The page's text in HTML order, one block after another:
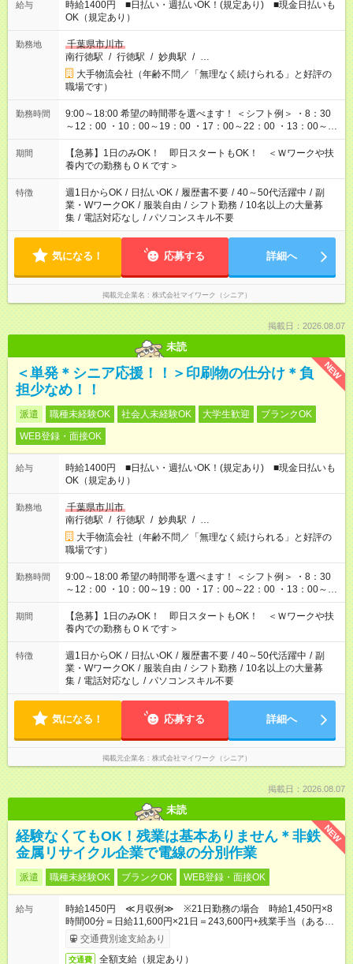
給与
時給1400円 ■日払い・週払いOK！(規定あり) ■現金日払いも
OK（規定あり）
勤務地
千葉県市川市
南行徳駅 / 行徳駅 / 妙典駅 / …
大手物流会社（年齢不問／「無理なく続けられる」と好評の
職場です）
勤務時間
9:00～18:00 希望の時間帯を選べます！ ＜シフト例＞ ・8：30
～12：00 ・10：00～19：00 ・17：00～22：00 ・13：00～
22：00 ・22：00～翌6：00 など
期間
【急募】1日のみOK！ 即日スタートもOK！ ＜Ｗワークや扶
養内での勤務もＯＫです＞
特徴 週1日からOK / 日払いOK / 履歴書不要 / 40～50代活躍中 / 副
業・WワークOK / 服装自由 / シフト勤務 / 10名以上の大量募
集 / 電話対応なし / パソコンスキル不要
気になる！ 応募する 詳細へ
掲載元企業名 株式会社マイワーク（シニア）
掲載日：2026.08.07
未読
NEW
＜単発＊シニア応援！！＞印刷物の仕分け＊負
担少なめ！！
派遣 職種未経験OK 社会人未経験OK 大学生歓迎
ブランクOK
WEB登録・面接OK
給与
時給1400円 ■日払い・週払いOK！(規定あり) ■現金日払いも
OK（規定あり）
勤務地
千葉県市川市
南行徳駅 / 行徳駅 / 妙典駅 / …
大手物流会社（年齢不問／「無理なく続けられる」と好評の
職場です）
勤務時間
9:00～18:00 希望の時間帯を選べます！ ＜シフト例＞ ・8：30
～12：00 ・10：00～19：00 ・17：00～22：00 ・13：00～
22：00 ・22：00～翌6：00 など
期間
【急募】1日のみOK！ 即日スタートもOK！ ＜Ｗワークや扶
養内での勤務もＯＫです＞
特徴 週1日からOK / 日払いOK / 履歴書不要 / 40～50代活躍中 / 副
業・WワークOK / 服装自由 / シフト勤務 / 10名以上の大量募
集 / 電話対応なし / パソコンスキル不要
気になる！ 応募する 詳細へ
掲載元企業名 株式会社マイワーク（シニア）
掲載日：2026.08.07
未読
NEW
経験なくてもOK！残業は基本ありません＊非鉄
金属リサイクル企業で電線の分別作業
派遣 職種未経験OK ブランクOK WEB登録・面接OK
給与
時給1450円 ≪月収例≫ ※21日勤務の場合 時給1,450円×8
時間00分＝日給11,600円×21日＝243,600円+残業手当（ある場
合）+通勤交通費
交通費別途支給あり
交通費 全額支給（規定あり）